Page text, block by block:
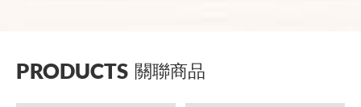
PRODUCTS 關聯商品